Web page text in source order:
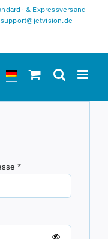
& Expressversand
*Erforderlich